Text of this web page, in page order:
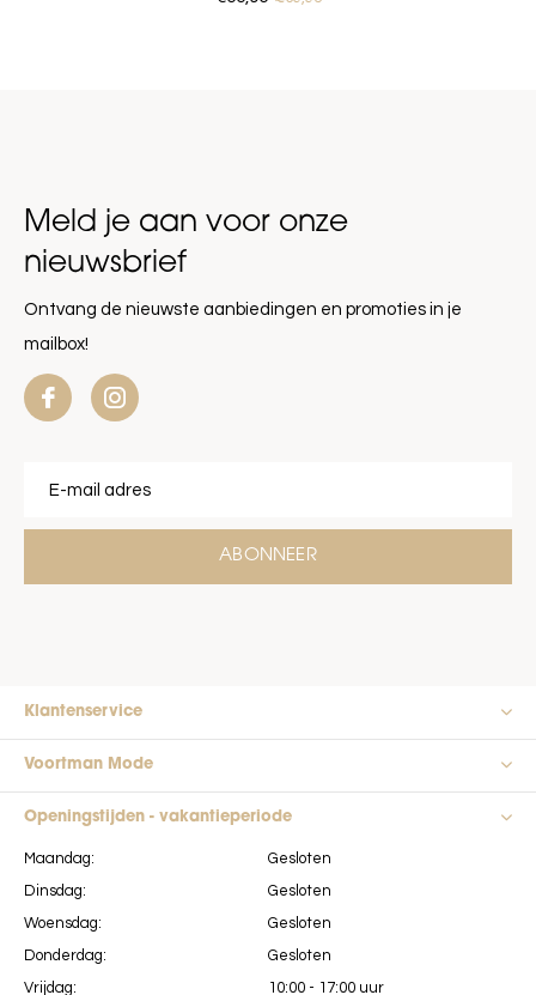
Meld je aan voor onze
nieuwsbrief
Ontvang de nieuwste aanbiedingen en promoties in je
mailbox!
ABONNEER
Klantenservice
Voortman Mode
Openingstijden - vakantieperiode
Maandag:
Dinsdag:
Woensdag:
Donderdag:
Vrijdag:
Gesloten
Gesloten
Gesloten
Gesloten
10:00 - 17:00 uur